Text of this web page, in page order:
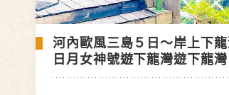
河內歐風三島５日～岸上下龍
日月女神號遊下龍灣遊下龍
山